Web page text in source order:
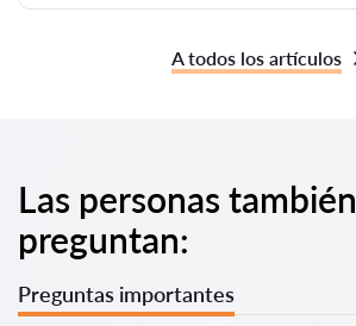
A todos los artículos
Las personas también
preguntan:
Preguntas importantes